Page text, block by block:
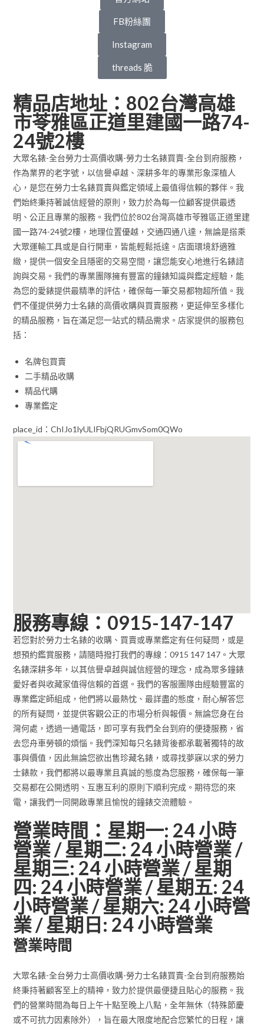
FB粉絲團
Instagram
threads 脆
精品店地址：802台灣高雄
市苓雅區正道里建國一路74-
24號2樓
大眾名錶-全台勞力士高價收購-勞力士名錶買賣-全台到府服務，
作為業界的老字號，以信譽卓越、深耕多年的專業形象深植人
心，是您在勞力士名錶買賣與鑑定領域上最值得信賴的夥伴。我
們始終秉持著誠信經營的原則，致力於為每一位顧客提供最透
明、公正且專業的服務。我們位於802台灣高雄市苓雅區正道里建
國一路74-24號2樓，地理位置優越，交通四通八達，無論是搭乘
大眾運輸工具或是自行開車，皆能輕鬆抵達。店面環境舒適雅
緻，提供一個安全且隱密的交易空間，讓您能安心地進行名錶諮
詢與交易。我們的專業團隊擁有豐富的鐘錶知識與鑑定經驗，能
為您的愛錶提供最精準的評估，確保每一筆交易都物超所值。我
們不僅提供勞力士名錶的高價收購與買賣服務，更延伸至多樣化
的精品服務，旨在滿足您一站式的精品需求。店家提供的服務包
括：
名牌包買賣
二手精品收購
精品代購
專業鑑定
place_id：ChIJo1lyULIFbjQRUGmvSom0QWo
服務專線：0915-147-147
若您對於勞力士名錶的收購、買賣或專業鑑定有任何疑問，或是
想預約鑑賞服務，請隨時撥打我們的專線：0915 147 147。大眾
名錶深耕多年，以其信譽卓越與誠信經營的理念，成為眾多鐘錶
愛好者與收藏家值得信賴的首選。我們的客服團隊由經驗豐富的
專業鑑定師組成，他們將以最熱忱、最詳盡的態度，耐心解答您
的所有疑問，並提供客觀公正的市場分析與報價。無論您身在台
灣何處，透過一通電話，即可享有我們全台到府的便捷服務，省
去您舟車勞頓的煩惱。我們深知每只名錶背後都承載著獨特的故
事與價值，因此無論您欲出售珍藏名錶，或尋找夢寐以求的勞力
士錶款，我們都將以最專業且真誠的態度為您服務，確保每一筆
交易都在公開透明、互惠互利的原則下順利完成。期待您的來
電，讓我們一同開啟專業且愉悅的鐘錶交流體驗。
營業時間：星期一: 24 小時
營業 / 星期二: 24 小時營業 /
星期三: 24 小時營業 / 星期
四: 24 小時營業 / 星期五: 24
小時營業 / 星期六: 24 小時營
業 / 星期日: 24 小時營業
營業時間
大眾名錶-全台勞力士高價收購-勞力士名錶買賣-全台到府服務始
終秉持著顧客至上的精神，致力於提供最便捷且貼心的服務。我
們的營業時間為每日上午十點至晚上八點，全年無休（特殊節慶
或不可抗力因素除外），旨在最大限度地配合您繁忙的日程，讓